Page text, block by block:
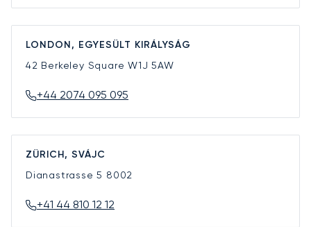
LONDON, EGYESÜLT KIRÁLYSÁG
42 Berkeley SquareW1J 5AW
+44 2074 095 095
ZÜRICH, SVÁJC
Dianastrasse 5 8002
+41 44 810 12 12